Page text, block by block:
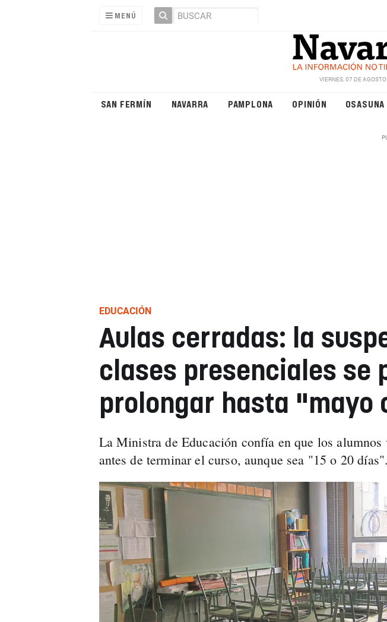
MENÚ
VIERNES, 07 DE
SAN FERMÍN NAVARRA PAMPLONA OPINIÓN OSASUNA
EDUCACIÓN
Aulas cerradas: la
clases presenciales se
prolongar hasta "mayo
La Ministra de Educación confía en que los alumnos
antes de terminar el curso, aunque sea "15 o 20 días".